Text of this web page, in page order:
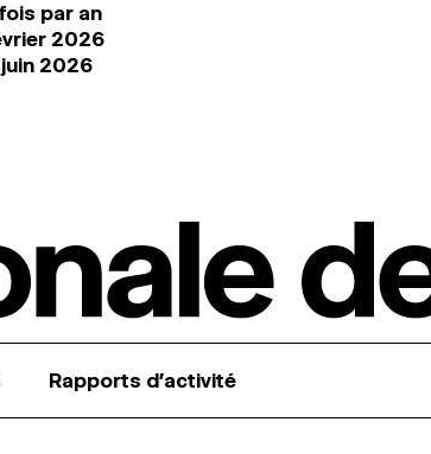
par an
2026
juin 2026
Rapports d’activité